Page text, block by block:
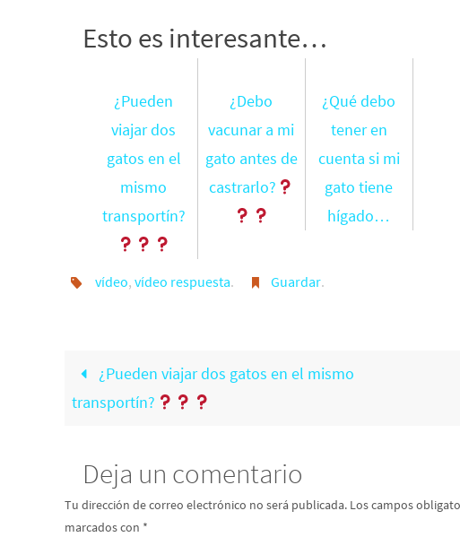
Esto es interesante…
¿Pueden
viajar dos
gatos en el
mismo
transportín?
¿Debo
vacunar a mi
gato antes de
castrarlo?
¿Qué debo
tener en
cuenta si mi
gato tiene
hígado…
vídeo, vídeo respuesta. Guardar.
¿Pueden viajar dos gatos en el mismo
transportín?
Deja un comentario
Tu dirección de correo electrónico no será publicada. Los campos
marcados con *